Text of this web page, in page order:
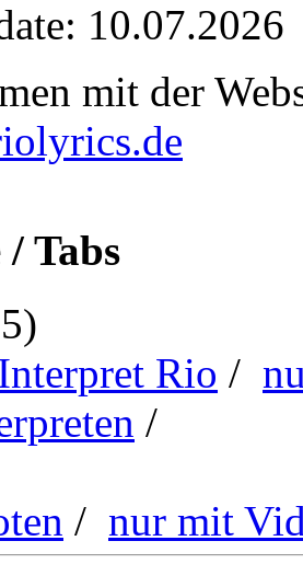
10.07.2026
mit der
/ Tabs
Rio /
/
/ nur mit